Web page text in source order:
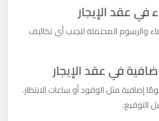
والرسوم المحتملة لتجنب أي تكاليف
مثل الوقود أو ساعات الانتظار.
التوقيع.